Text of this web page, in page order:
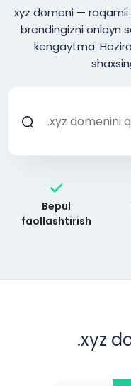
xyz domeni —
brendingizni onlayn
kengaytma.
Bepul
faollashtirish
.xyz